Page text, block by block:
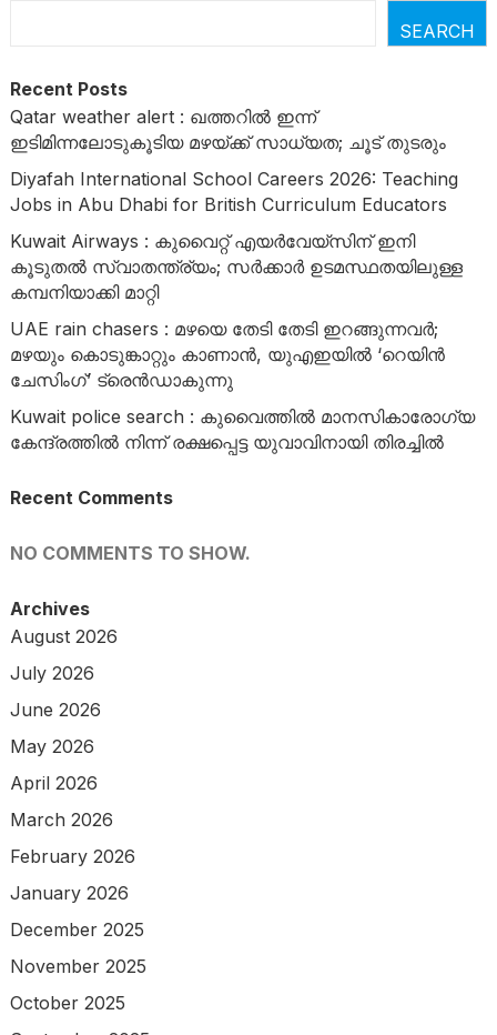
SEARCH
Recent Posts
Qatar weather alert : ഖത്തറിൽ ഇന്ന്
ഇടിമിന്നലോടുകൂടിയ മഴയ്ക്ക് സാധ്യത; ചൂട് തുടരും
Diyafah International School Careers 2026: Teaching
Jobs in Abu Dhabi for British Curriculum Educators
Kuwait Airways : കുവൈറ്റ് എയർവേയ്‌സിന് ഇനി
കൂടുതൽ സ്വാതന്ത്ര്യം; സർക്കാർ ഉടമസ്ഥതയിലുള്ള
കമ്പനിയാക്കി മാറ്റി
UAE rain chasers : മഴയെ തേടി തേടി ഇറങ്ങുന്നവർ;
മഴയും കൊടുങ്കാറ്റും കാണാൻ, യുഎഇയിൽ ‘റെയിൻ
ചേസിംഗ്’ ട്രെൻഡാകുന്നു
Kuwait police search : കുവൈത്തിൽ മാനസികാരോഗ്യ
കേന്ദ്രത്തിൽ നിന്ന് രക്ഷപ്പെട്ട യുവാവിനായി തിരച്ചിൽ
Recent Comments
NO COMMENTS TO SHOW.
Archives
August 2026
July 2026
June 2026
May 2026
April 2026
March 2026
February 2026
January 2026
December 2025
November 2025
October 2025